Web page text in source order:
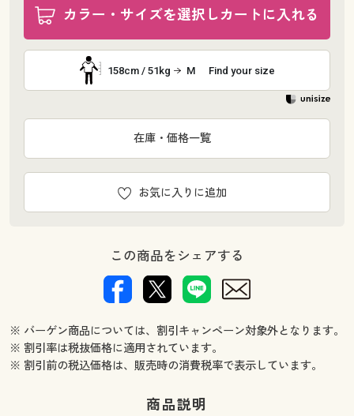
カラー・サイズを選択しカートに入れる
158cm / 51kg M Find your size
お気に入りに追加
在庫・価格一覧
この商品をシェアする
※ バーゲン商品については、割引キャンペーン対象外となります。
※ 割引率は税抜価格に適用されています。
※ 割引前の税込価格は、販売時の消費税率で表示しています。
商品説明